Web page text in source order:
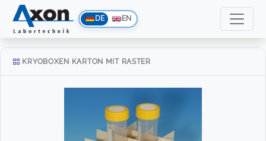
DE EN
KRYOBOXEN KARTON MIT RASTER